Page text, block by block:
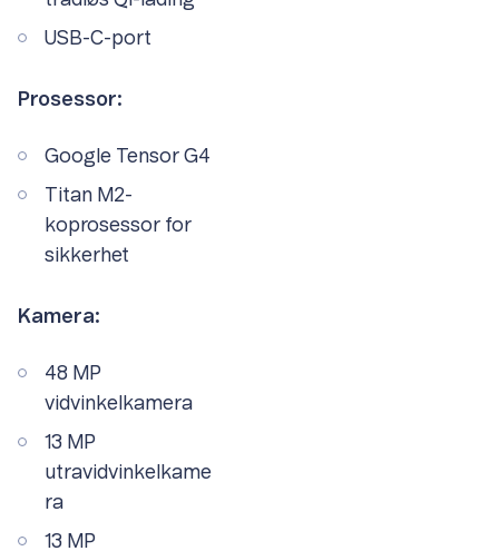
USB-C-port
Prosessor:
Google Tensor G4
Titan M2-
koprosessor for
sikkerhet
Kamera:
48 MP
vidvinkelkamera
13 MP
utravidvinkelkame
ra
13 MP